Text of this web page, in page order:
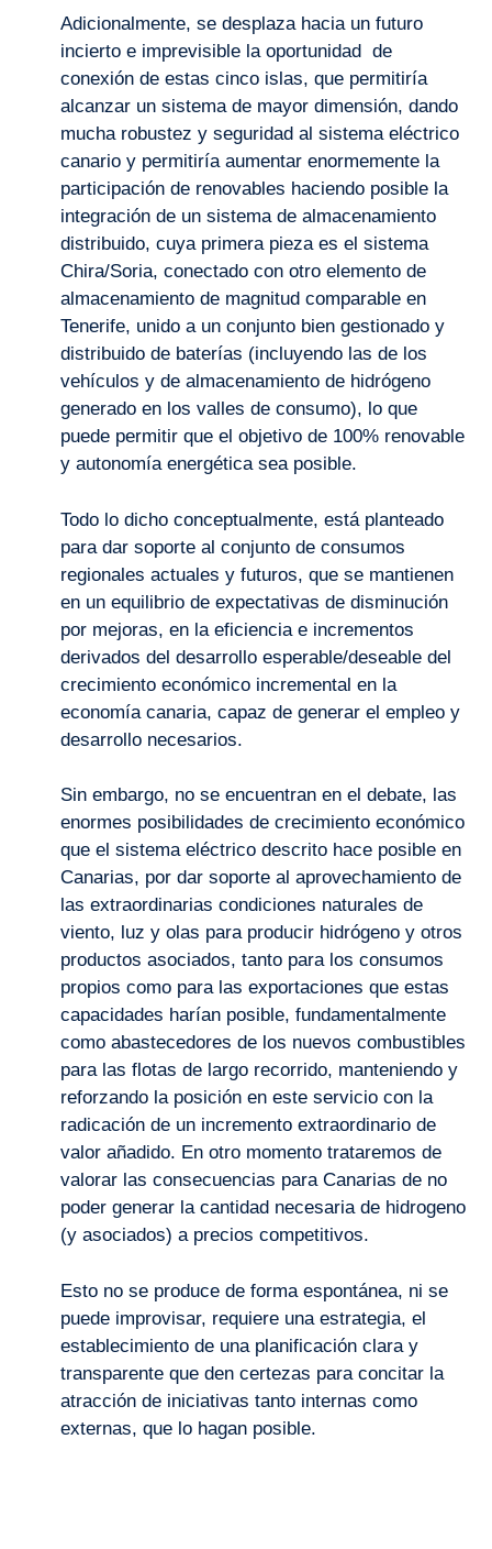
Adicionalmente, se desplaza hacia un futuro
incierto e imprevisible la oportunidad de
conexión de estas cinco islas, que permitiría
alcanzar un sistema de mayor dimensión, dando
mucha robustez y seguridad al sistema eléctrico
canario y permitiría aumentar enormemente la
participación de renovables haciendo posible la
integración de un sistema de almacenamiento
distribuido, cuya primera pieza es el sistema
Chira/Soria, conectado con otro elemento de
almacenamiento de magnitud comparable en
Tenerife, unido a un conjunto bien gestionado y
distribuido de baterías (incluyendo las de los
vehículos y de almacenamiento de hidrógeno
generado en los valles de consumo), lo que
puede permitir que el objetivo de 100% renovable
y autonomía energética sea posible.
Todo lo dicho conceptualmente, está planteado
para dar soporte al conjunto de consumos
regionales actuales y futuros, que se mantienen
en un equilibrio de expectativas de disminución
por mejoras, en la eficiencia e incrementos
derivados del desarrollo esperable/deseable del
crecimiento económico incremental en la
economía canaria, capaz de generar el empleo y
desarrollo necesarios.
Sin embargo, no se encuentran en el debate, las
enormes posibilidades de crecimiento económico
que el sistema eléctrico descrito hace posible en
Canarias, por dar soporte al aprovechamiento de
las extraordinarias condiciones naturales de
viento, luz y olas para producir hidrógeno y otros
productos asociados, tanto para los consumos
propios como para las exportaciones que estas
capacidades harían posible, fundamentalmente
como abastecedores de los nuevos combustibles
para las flotas de largo recorrido, manteniendo y
reforzando la posición en este servicio con la
radicación de un incremento extraordinario de
valor añadido. En otro momento trataremos de
valorar las consecuencias para Canarias de no
poder generar la cantidad necesaria de hidrogeno
(y asociados) a precios competitivos.
Esto no se produce de forma espontánea, ni se
puede improvisar, requiere una estrategia, el
establecimiento de una planificación clara y
transparente que den certezas para concitar la
atracción de iniciativas tanto internas como
externas, que lo hagan posible.